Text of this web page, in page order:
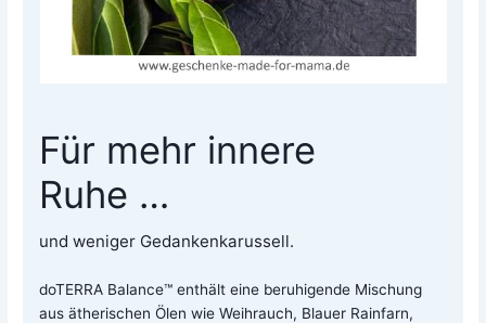
Für mehr innere
Ruhe …
und weni­ger Gedankenkarussell.
doTER­RA Balan­ce™ ent­hält eine beru­hi­gen­de Mischung
aus äthe­ri­schen Ölen wie Weih­rauch, Blau­er Rain­farn,